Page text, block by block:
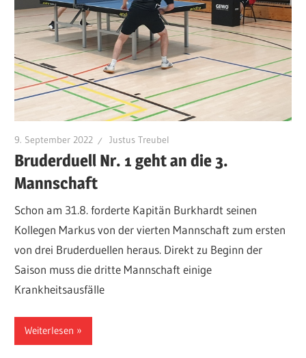
9. September 2022 Justus Treubel
Bruderduell Nr. 1 geht an die 3.
Mannschaft
Schon am 31.8. forderte Kapitän Burkhardt seinen
Kollegen Markus von der vierten Mannschaft zum ersten
von drei Bruderduellen heraus. Direkt zu Beginn der
Saison muss die dritte Mannschaft einige
Krankheitsausfälle
Weiterlesen